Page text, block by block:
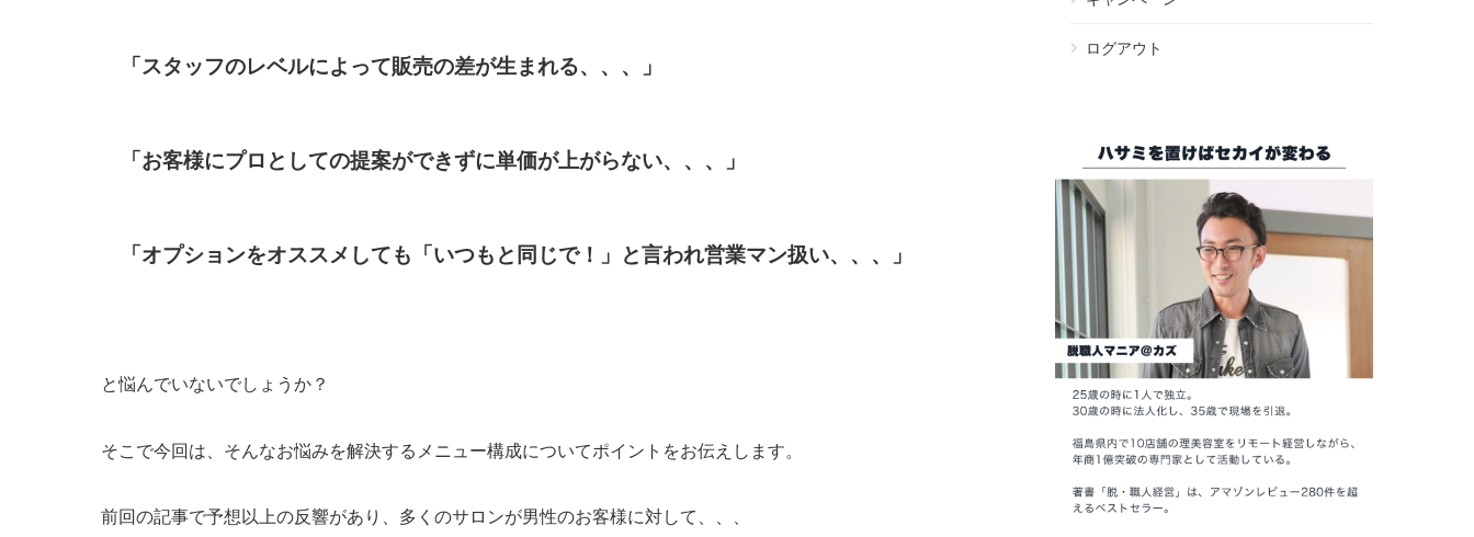
「スタッフのレベルによって販売の差が生まれる、、、」
「お客様にプロとしての提案ができずに単価が上がらない、、、」
「オプションをオススメしても「いつもと同じで！」と言われ営業マン扱い、、、」
と悩んでいないでしょうか？
そこで今回は、そんなお悩みを解決するメニュー構成についてポイントをお伝えします。
前回の記事で予想以上の反響があり、多くのサロンが男性のお客様に対して、、、
ログアウト